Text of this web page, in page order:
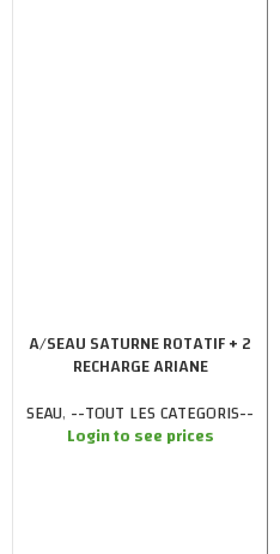
A/SEAU SATURNE ROTATIF + 2
RECHARGE ARIANE
SEAU, --TOUT LES CATEGORIS--
Login to see prices